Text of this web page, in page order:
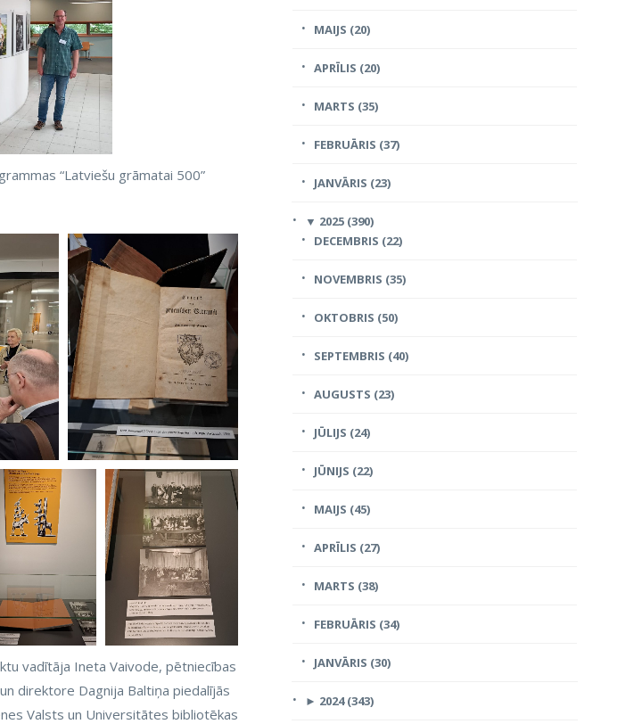
“Latviešu grāmatai 500”
vadītāja Ineta Vaivode, pētniecības
direktore Dagnija Baltiņa piedalījās
Valsts un Universitātes bibliotēkas
MAIJS (20)
APRĪLIS (20)
MARTS (35)
FEBRUĀRIS (37)
JANVĀRIS (23)
▼ 2025 (390)
DECEMBRIS (22)
NOVEMBRIS (35)
OKTOBRIS (50)
SEPTEMBRIS (40)
AUGUSTS (23)
JŪLIJS (24)
JŪNIJS (22)
MAIJS (45)
APRĪLIS (27)
MARTS (38)
FEBRUĀRIS (34)
JANVĀRIS (30)
► 2024 (343)